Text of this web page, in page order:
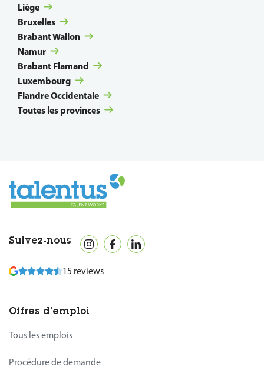
Liège
Bruxelles
Brabant Wallon
Namur
Brabant Flamand
Luxembourg
Flandre Occidentale
Toutes les provinces
Suivez-nous
15 reviews
Offres d’emploi
Tous les emplois
Procédure de demande